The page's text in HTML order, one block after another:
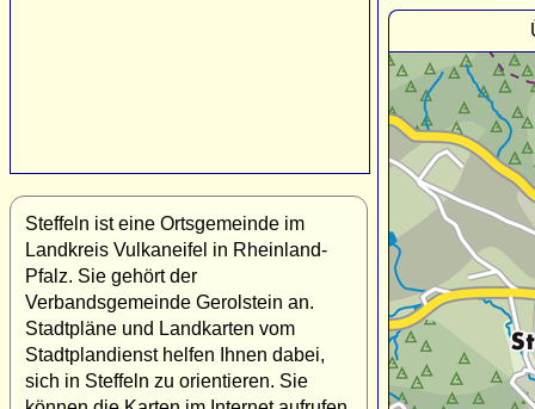
Steffeln ist eine Ortsgemeinde im
Landkreis Vulkaneifel in Rheinland-
Pfalz. Sie gehört der
Verbandsgemeinde Gerolstein an.
Stadtpläne und Landkarten vom
Stadtplandienst helfen Ihnen dabei,
sich in Steffeln zu orientieren. Sie